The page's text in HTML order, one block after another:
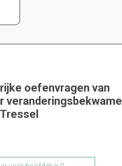
oefenvragen van
veranderingsbekwame